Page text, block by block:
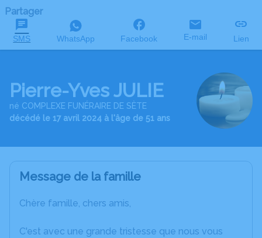
Partager
SMS WhatsApp Facebook E-mail Lien
Pierre-Yves JULIE
né COMPLEXE FUNÉRAIRE DE SÈTE
décédé le 17 avril 2024 à l'âge de 51 ans
Message de la famille
Chère famille, chers amis,
C'est avec une grande tristesse que nous vous